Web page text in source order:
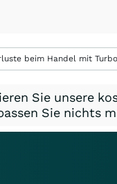
beim Handel mit
Sie unsere
Sie nichts